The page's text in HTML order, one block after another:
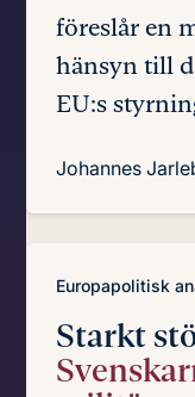
föreslår en
hänsyn till
EU:s
Johannes
Europapolitisk
Starkt